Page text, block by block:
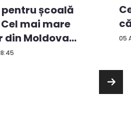
școală
mai mare
din Moldova
05